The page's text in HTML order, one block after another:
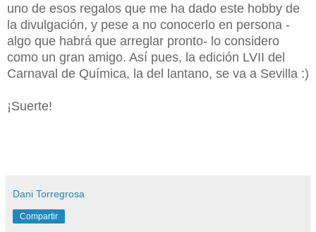
uno de esos regalos que me ha dado este hobby de
la divulgación, y pese a no conocerlo en persona -
algo que habrá que arreglar pronto- lo considero
como un gran amigo. Así pues, la edición LVII del
Carnaval de Química, la del lantano, se va a Sevilla :)
¡Suerte!
Dani Torregrosa
Compartir